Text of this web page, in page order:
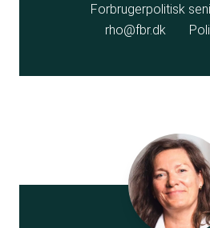
Forbrugerpolitisk
rho@fbr.dk